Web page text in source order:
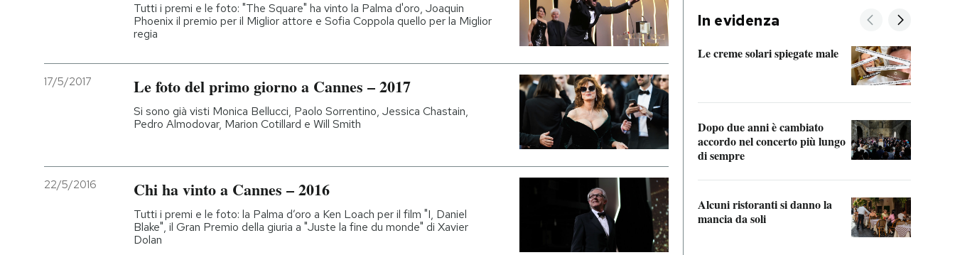
Economia
Ok Boomer!
Mondiali calcio 2026
Tutti i premi e le foto: "The Square" ha vinto la Palma d'oro, Joaquin
Phoenix il premio per il Miglior attore e Sofia Coppola quello per la Miglior
regia
17/5/2017 Le foto del primo giorno a Cannes – 2017
Si sono già visti Monica Bellucci, Paolo Sorrentino, Jessica Chastain,
Pedro Almodovar, Marion Cotillard e Will Smith
22/5/2016 Chi ha vinto a Cannes – 2016
Tutti i premi e le foto: la Palma d’oro a Ken Loach per il film "I, Daniel
Blake", il Gran Premio della giuria a "Juste la fine du monde" di Xavier
Dolan
In evidenza
Le creme solari spiegate male
Dopo due anni è cambiato
accordo nel concerto più lungo
di sempre
Alcuni ristoranti si danno la
mancia da soli